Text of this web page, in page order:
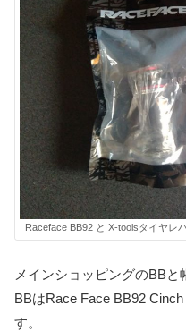
Raceface BB92 と X-toolsタイヤレ
メインショッピングのBBと
BBはRace Face BB92
す。